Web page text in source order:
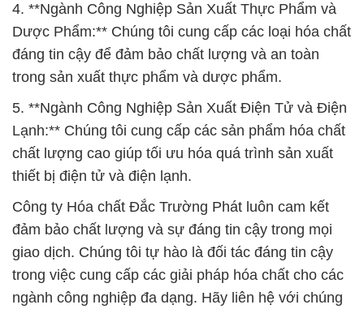
4. **Ngành Công Nghiệp Sản Xuất Thực Phẩm và
Dược Phẩm:** Chúng tôi cung cấp các loại hóa chất
đáng tin cậy để đảm bảo chất lượng và an toàn
trong sản xuất thực phẩm và dược phẩm.
5. **Ngành Công Nghiệp Sản Xuất Điện Tử và Điện
Lạnh:** Chúng tôi cung cấp các sản phẩm hóa chất
chất lượng cao giúp tối ưu hóa quá trình sản xuất
thiết bị điện tử và điện lạnh.
Công ty Hóa chất Đắc Trường Phát luôn cam kết
đảm bảo chất lượng và sự đáng tin cậy trong mọi
giao dịch. Chúng tôi tự hào là đối tác đáng tin cậy
trong việc cung cấp các giải pháp hóa chất cho các
ngành công nghiệp đa dạng. Hãy liên hệ với chúng